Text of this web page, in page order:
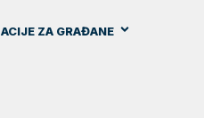
ZA GRAĐANE